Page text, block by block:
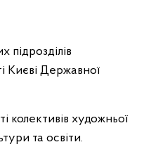
підрозділів
Києві Державної
колективів художньої
та освіти.